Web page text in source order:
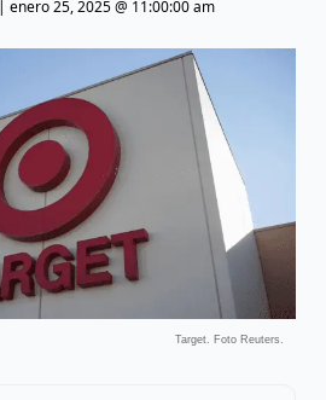
| enero 25, 2025 @ 11:00:00 am
Target. Foto Reuters.